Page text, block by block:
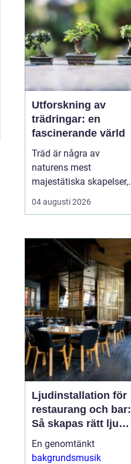
Utforskning av
trädringar: en
fascinerande värld
Träd är några av
naturens mest
majestätiska skapelser,
och deras årliga
växande lager kan
historia och omgivning.
04 augusti 2026
Ljudinstallation för
restaurang och bar:
Så skapas rätt ljud
för mat, dryck och
stämning
En genomtänkt
bakgrundsmusik